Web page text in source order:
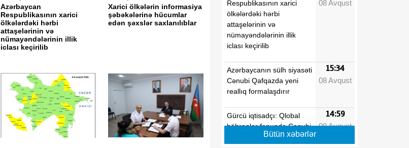
Azərbaycan
Respublikasının xarici
ölkələrdəki hərbi
attaşelərinin və
nümayəndələrinin illik
iclası keçirilib
Xarici ölkələrin informasiya
şəbəkələrinə hücumlar
edən şəxslər saxlanılıblar
Respublikasının xarici
ölkələrdəki hərbi
attaşelərinin və
nümayəndələrinin illik
iclası keçirilib
08 Avqust
Azərbaycanın sülh siyasəti
Cənubi Qafqazda yeni
reallıq formalaşdırır
15:34
08 Avqust
Gürcü iqtisadçı: Qlobal
böhranlar fonunda Cənubi
Qafqaz özünü regional
14:59
08 Avqust
Bütün xəbərlər